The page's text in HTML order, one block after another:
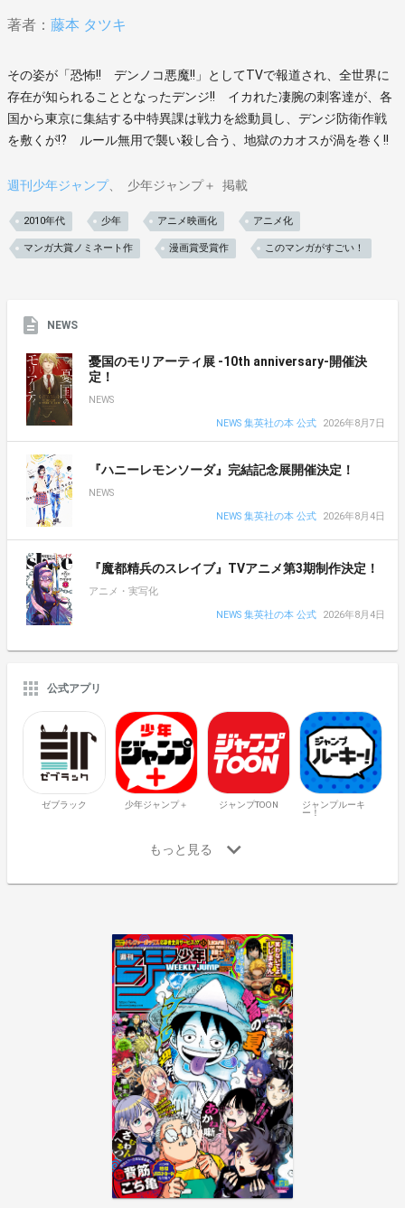
著者： 藤本 タツキ
その姿が「恐怖!! デンノコ悪魔!!」としてTVで報道され、全世界に
存在が知られることとなったデンジ!! イカれた凄腕の刺客達が、各
国から東京に集結する中特異課は戦力を総動員し、デンジ防衛作戦
を敷くが!? ルール無用で襲い殺し合う、地獄のカオスが渦を巻く!!
週刊少年ジャンプ 少年ジャンプ＋ 掲載
2010年代 少年 アニメ映画化 アニメ化
マンガ大賞ノミネート作 漫画賞受賞作 このマンガがすごい！
NEWS
憂国のモリアーティ展 -10th anniversary-開催決
定！
NEWS
NEWS 集英社の本 公式
2026年8月7日
『ハニーレモンソーダ』完結記念展開催決定！
NEWS
NEWS 集英社の本 公式
2026年8月4日
『魔都精兵のスレイブ』TVアニメ第3期制作決定！
アニメ・実写化
NEWS 集英社の本 公式
2026年8月4日
公式アプリ
ゼブラック 少年ジャンプ＋ ジャンプTOON
ジャンプルーキ
ー！